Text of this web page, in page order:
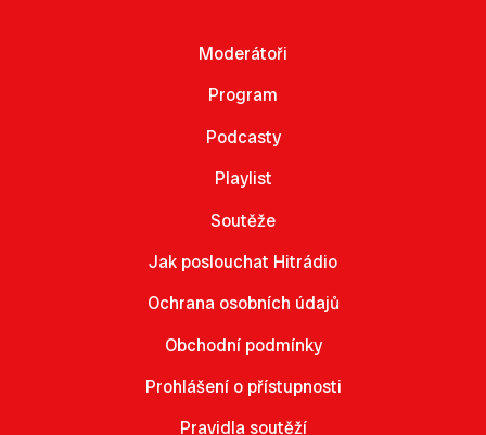
Moderátoři
Program
Podcasty
Playlist
Soutěže
Jak poslouchat Hitrádio
Ochrana osobních údajů
Obchodní podmínky
Prohlášení o přístupnosti
Pravidla soutěží